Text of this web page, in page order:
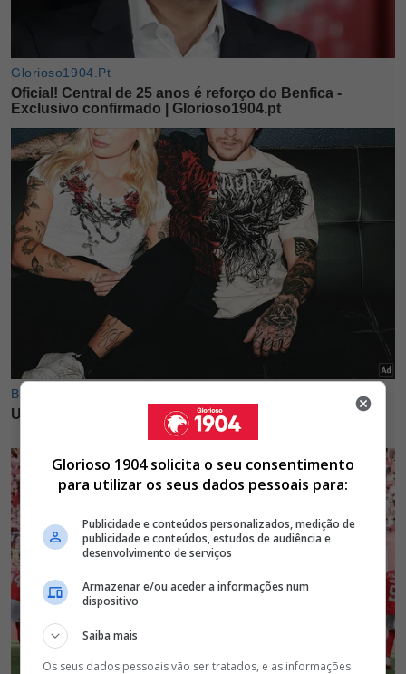
Glorioso 1904 solicita o seu consentimento
para utilizar os seus dados pessoais para:
Publicidade e conteúdos personalizados, medição de
publicidade e conteúdos, estudos de audiência e
desenvolvimento de serviços
Armazenar e/ou aceder a informações num
dispositivo
Saiba mais
Os seus dados pessoais vão ser tratados, e as informações